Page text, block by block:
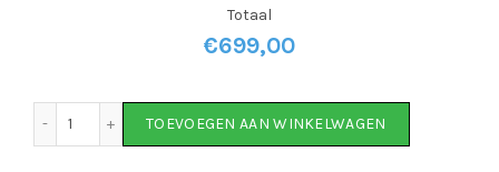
Totaal
€699,00
TOEVOEGEN AAN WINKELWAGEN